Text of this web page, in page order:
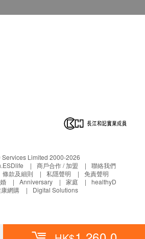
及不會存底，客戶如需額外索取
本報告未必完整。
承擔郵寄報告之風險。
查並非作為醫務診斷或治療用
一般情況下，需大概14個工作天
工作天不包括星期六、日及公眾
講解時間會因應不同情況 (如個別
或客人指明特定時段)而有所延
子報告*，報告時間可加快至14個
Limited 2000-2026
商戶合作 / 加盟
聯絡我們
條款及細則 私隱聲明
免責聲明
Anniversary 家庭
healthyD
網購
Digital Solutions